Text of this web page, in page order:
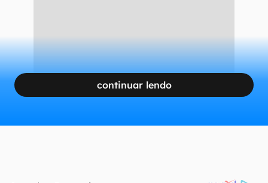
continuar lendo